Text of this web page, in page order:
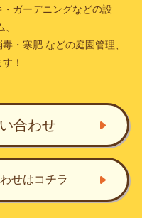
ガーデニングなどの設
毒・寒肥などの庭園管理、
！
合わせ
せはコチラ